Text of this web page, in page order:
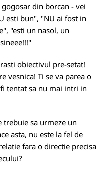
din borcan - vei
esti bun", "NU ai fost in
"esti un nasol, un
obiectivul pre-setat!
vesnica! Ti se va parea o
tentat sa nu mai intri in
trebuie sa urmeze un
asta, nu este la fel de
fara o directie precisa